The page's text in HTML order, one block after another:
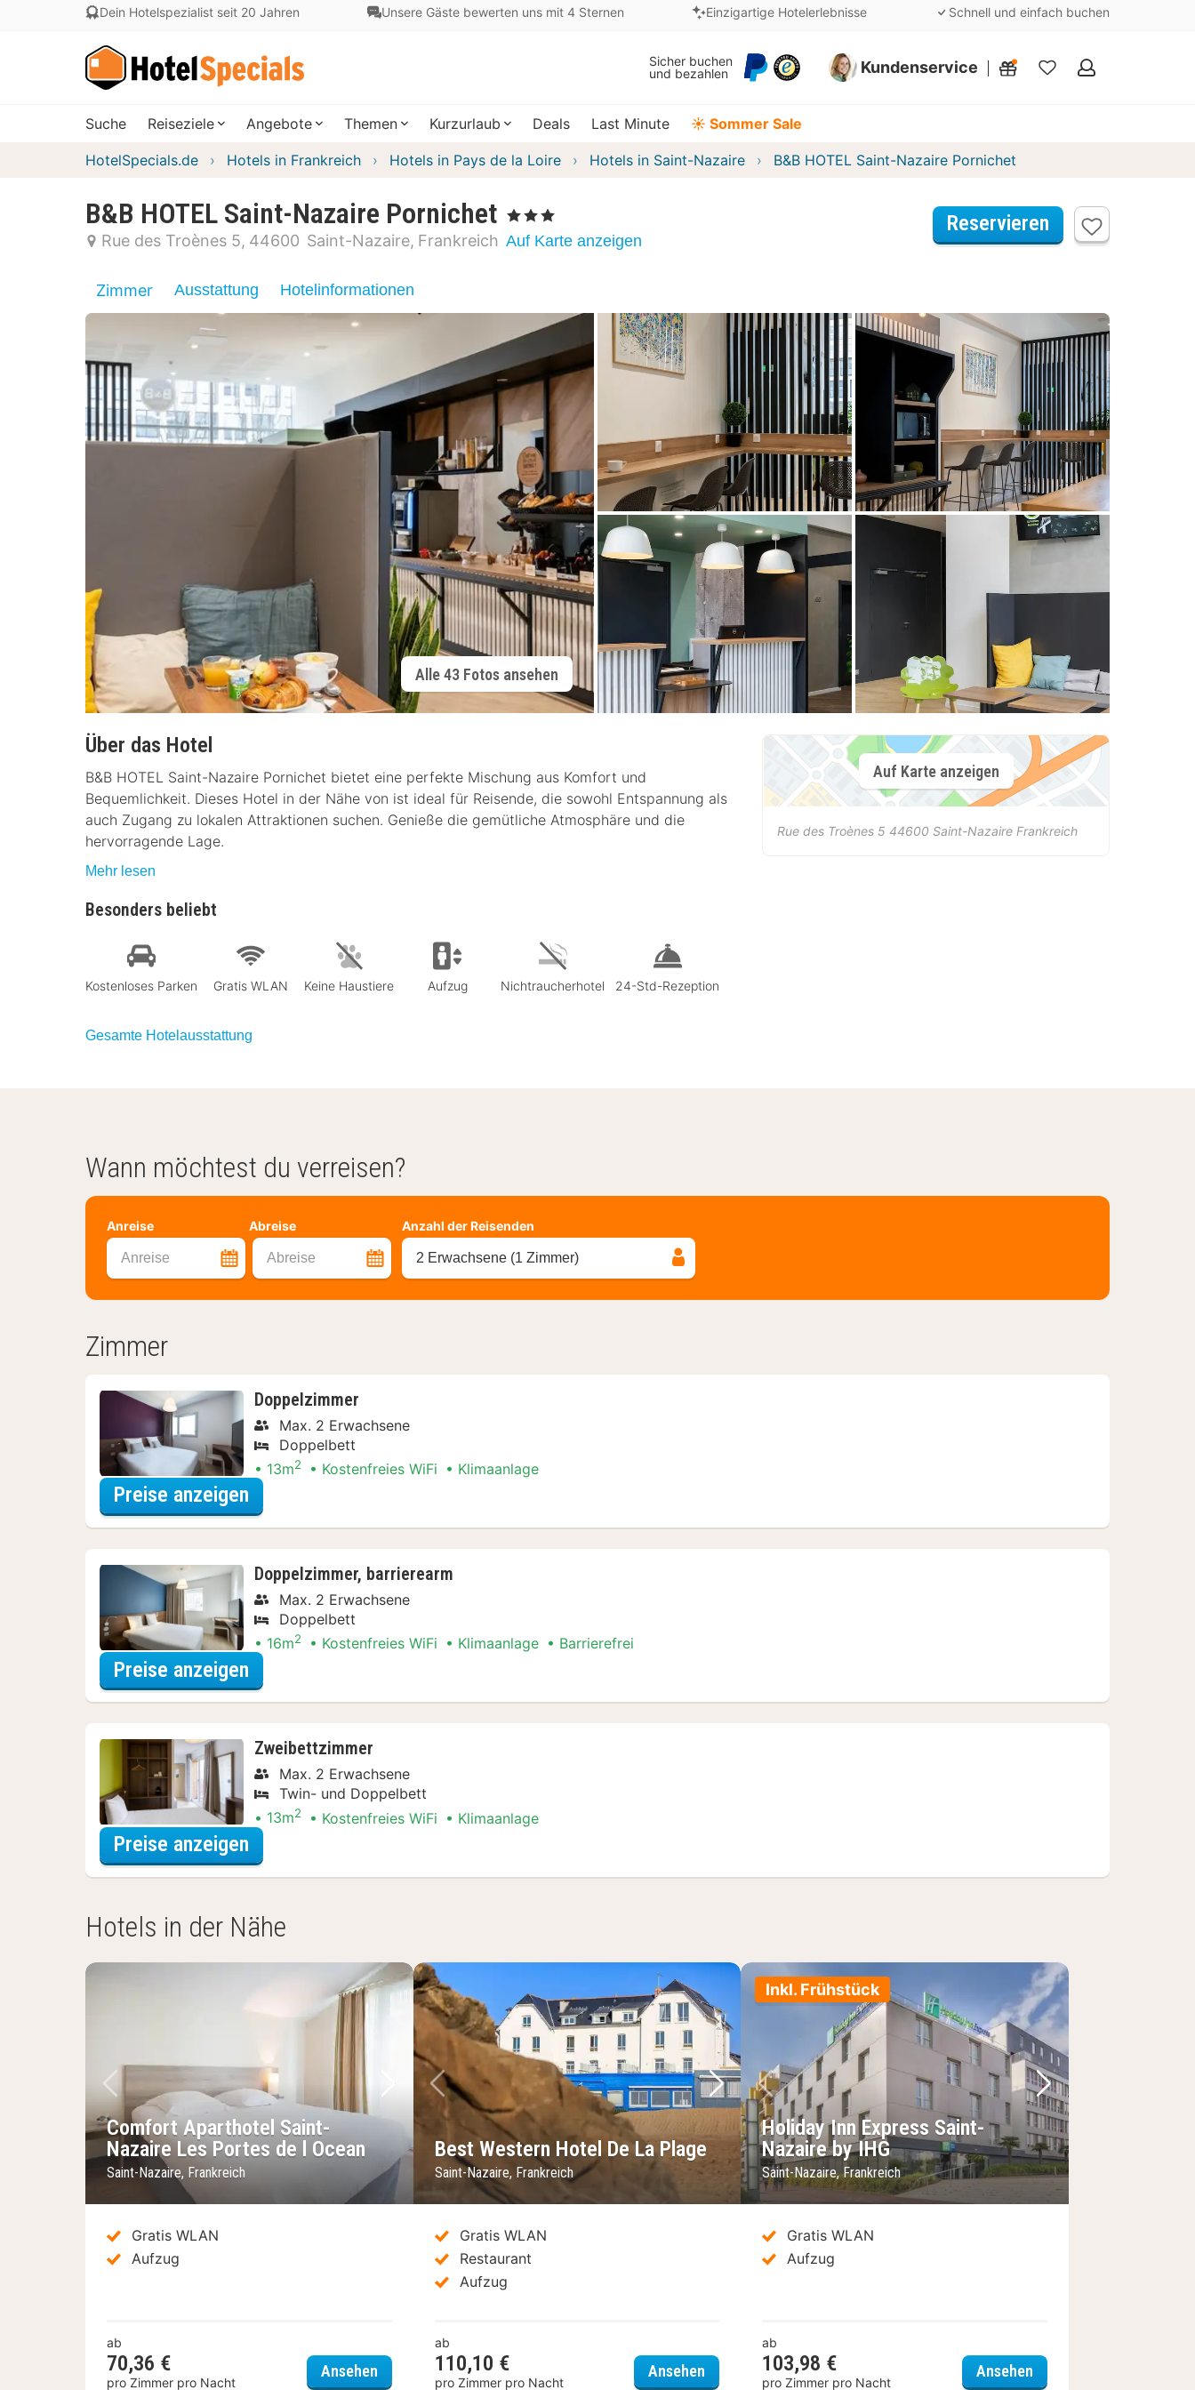
Dein Hotelspezialist seit 20 Jahren Unsere Gäste bewerten uns mit 4 Sternen Einzigartige Hotelerlebnisse Schnell und einfach buchen
Sicher buchen
und bezahlen
Kundenservice
Meine
Suche Reiseziele Angebote Themen Kurzurlaub Deals Last Minute ☀️ Sommer Sale
HotelSpecials.de Hotels in Frankreich Hotels in Pays de la Loire Hotels in Saint-Nazaire B&B HOTEL Saint-Nazaire Pornichet
B&B HOTEL Saint-Nazaire Pornichet , 3 Sterne
Rue des Troènes 5 44600 Saint-Nazaire Frankreich Auf Karte anzeigen
Reservieren
Zimmer Ausstattung Hotelinformationen
Alle 43 Fotos ansehen
Über das Hotel
B&B HOTEL Saint-Nazaire Pornichet bietet eine perfekte Mischung aus Komfort und
Bequemlichkeit. Dieses Hotel in der Nähe von ist ideal für Reisende, die sowohl Entspannung als
auch Zugang zu lokalen Attraktionen suchen. Genieße die gemütliche Atmosphäre und die
hervorragende Lage.
Mehr lesen
Besonders beliebt
Kostenloses Parken Gratis WLAN Keine Haustiere Aufzug Nichtraucherhotel 24-Std-Rezeption
Gesamte Hotelausstattung
Auf Karte anzeigen
Rue des Troènes 5 44600 Saint-Nazaire Frankreich
Wann möchtest du verreisen?
Anreise Abreise
Anreise Abreise
Anzahl der Reisenden
2 Erwachsene (1 Zimmer)
Zimmer
Doppelzimmer
Max. 2 Erwachsene
Doppelbett
13m2 Kostenfreies WiFi Klimaanlage
Preise anzeigen
Doppelzimmer, barrierearm
Max. 2 Erwachsene
Doppelbett
16m2 Kostenfreies WiFi Klimaanlage Barrierefrei
Preise anzeigen
Zweibettzimmer
Max. 2 Erwachsene
Twin- und Doppelbett
13m2 Kostenfreies WiFi Klimaanlage
Preise anzeigen
Hotels in der Nähe
Vorheriges Bild
Nächstes Bild
Comfort Aparthotel Saint-
Nazaire Les Portes de l Ocean
Saint-Nazaire, Frankreich
Gratis WLAN
Aufzug
ab
70,36 €
pro Zimmer pro Nacht
AnsehenComfort Aparthotel Saint-Nazaire Les Portes de l Ocean
Vorheriges Bild
Nächstes Bild
Best Western Hotel De La Plage
Saint-Nazaire, Frankreich
Gratis WLAN
Restaurant
Aufzug
ab
110,10 €
pro Zimmer pro Nacht
Ansehen Best Western Hotel De La Plage
Inkl. Frühstück
Vorheriges Bild
Nächstes Bild
Holiday Inn Express Saint-
Nazaire by IHG
Saint-Nazaire, Frankreich
Gratis WLAN
Aufzug
ab
103,98 €
pro Zimmer pro Nacht
AnsehenHoliday Inn Express